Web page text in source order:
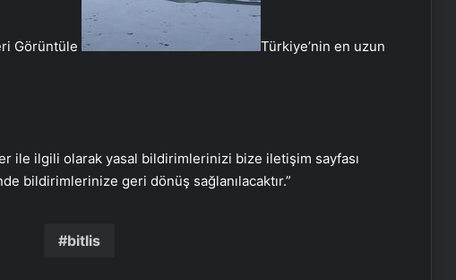
Görüntüle
Türkiye’nin en uzun
ile ilgili olarak yasal bildirimlerinizi bize iletişim sayfası
bildirimlerinize geri dönüş sağlanılacaktır.”
bitlis
ABD’den PKK’nın feshine ilişkin
ve silah bırakma kararını
değerlendirdi